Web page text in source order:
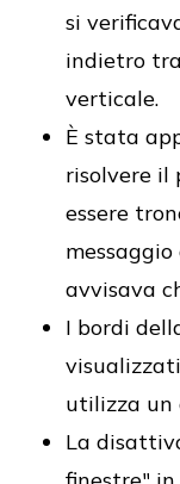
si
indietro
verticale.
È stata
risolvere il
essere
avvisava
I bordi
utilizza un
La